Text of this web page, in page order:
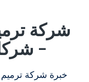
شركة
–
خبرة شركة